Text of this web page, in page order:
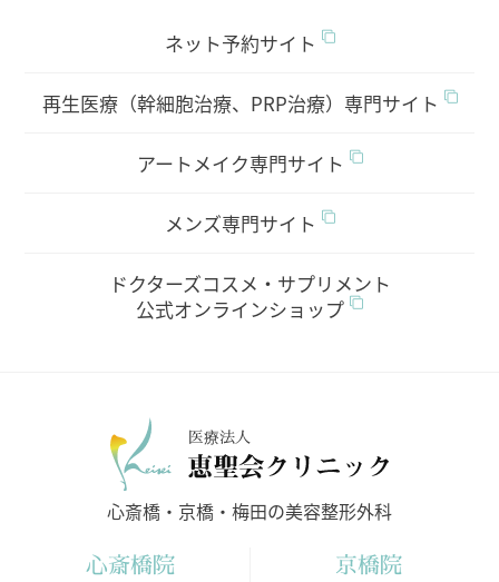
ネット予約サイト
再生医療（幹細胞治療、PRP治療）専門サイト
アートメイク専門サイト
メンズ専門サイト
ドクターズコスメ・サプリメント
公式オンラインショップ
医療法人
心斎橋・京橋・梅田の美容整形外科
心斎橋院 京橋院